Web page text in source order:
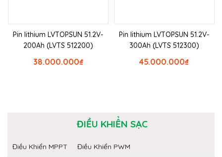
Pin lithium LVTOPSUN 51.2V-
200Ah (LVTS 512200)
₫
38.000.000
Pin lithium LVTOPSUN 51.2V-
300Ah (LVTS 512300)
₫
45.000.000
ĐIỀU KHIỂN SẠC
Điều Khiển MPPT Điều Khiển PWM